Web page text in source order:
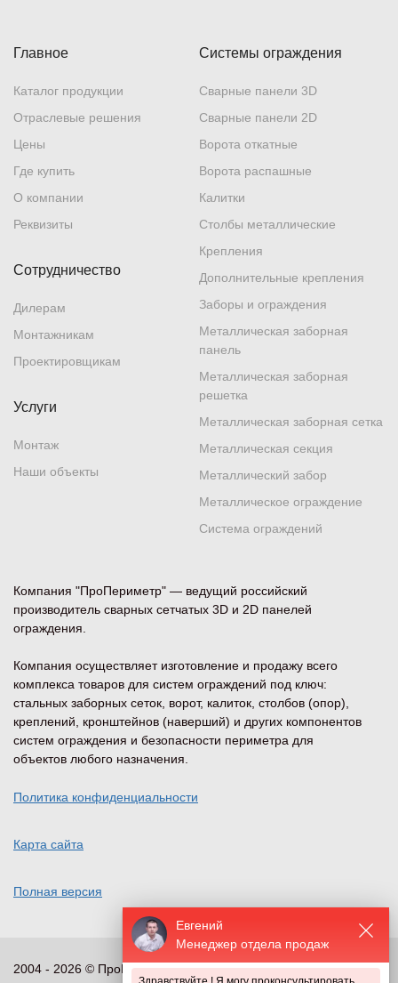
Евгений
Менеджер отдела продаж
Компания "ПроПериметр" — ведущий российский
производитель сварных сетчатых 3D и 2D панелей
ограждения.
Компания осуществляет изготовление и продажу всего
комплекса товаров для систем ограждений под ключ:
стальных заборных сеток, ворот, калиток, столбов (опор),
креплений, кронштейнов (наверший) и других компонентов
систем ограждения и безопасности периметра для
объектов любого назначения.
Политика конфиденциальности
Карта сайта
Полная версия
Главное
Каталог продукции
Отраслевые решения
Цены
Где купить
О компании
Реквизиты
Системы ограждения
Сварные панели 3D
Сварные панели 2D
Ворота откатные
Ворота распашные
Калитки
Столбы металлические
Крепления
Дополнительные крепления
Заборы и ограждения
Металлическая заборная
панель
Металлическая заборная
решетка
Металлическая заборная сетка
Металлическая секция
Металлический забор
Металлическое ограждение
Система ограждений
Сотрудничество
Дилерам
Монтажникам
Проектировщикам
Услуги
Монтаж
Наши объекты
2004 - 2026 © ПроПериметр, все права защищены